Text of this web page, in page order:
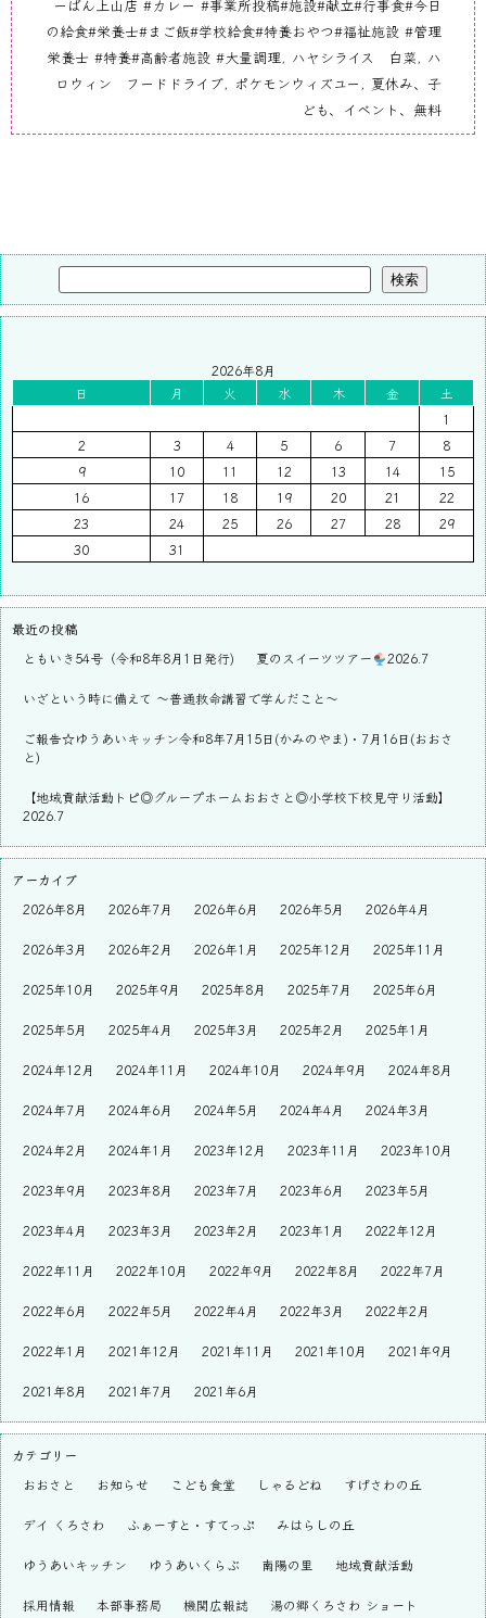
ーばん上山店 #カレー #事業所投稿#施設#献立#行事食#今日
の給食#栄養士#まご飯#学校給食#特養おやつ#福祉施設 #管理
栄養士 #特養#高齢者施設 #大量調理, ハヤシライス 白菜, ハ
ロウィン フードドライブ, ポケモンウィズユー, 夏休み、子
ども、イベント、無料
検索
2026年8月
日
月 火 水 木 金
土
1
2
3 4 5 6 7
8
9
10 11 12 13 14
15
16
17 18 19 20 21
22
23
24 25 26 27 28
29
30
31
最近の投稿
ともいき54号（令和8年8月1日発行)
夏のスイーツツアー 2026.7
いざという時に備えて ～普通救命講習で学んだこと～
ご報告☆ゆうあいキッチン令和8年7月15日(かみのやま)・7月16日(おおさ
と)
【地域貢献活動トピ◎グループホームおおさと◎小学校下校見守り活動】
2026.7
アーカイブ
2026年8月
2026年7月 2026年6月 2026年5月 2026年4月
2026年3月 2026年2月 2026年1月 2025年12月 2025年11月
2025年10月 2025年9月 2025年8月 2025年7月 2025年6月
2025年5月 2025年4月 2025年3月 2025年2月 2025年1月
2024年12月 2024年11月 2024年10月 2024年9月 2024年8月
2024年7月 2024年6月 2024年5月 2024年4月 2024年3月
2024年2月 2024年1月 2023年12月 2023年11月 2023年10月
2023年9月 2023年8月 2023年7月 2023年6月 2023年5月
2023年4月 2023年3月 2023年2月 2023年1月 2022年12月
2022年11月 2022年10月 2022年9月 2022年8月 2022年7月
2022年6月 2022年5月 2022年4月 2022年3月 2022年2月
2022年1月 2021年12月 2021年11月 2021年10月 2021年9月
2021年8月 2021年7月 2021年6月
カテゴリー
おおさと
お知らせ こども食堂 しゃるどね すげさわの丘
デイ くろさわ ふぁーすと・すてっぷ みはらしの丘
ゆうあいキッチン ゆうあいくらぶ 南陽の里 地域貢献活動
採用情報 本部事務局 機関広報誌 湯の郷くろさわ ショート